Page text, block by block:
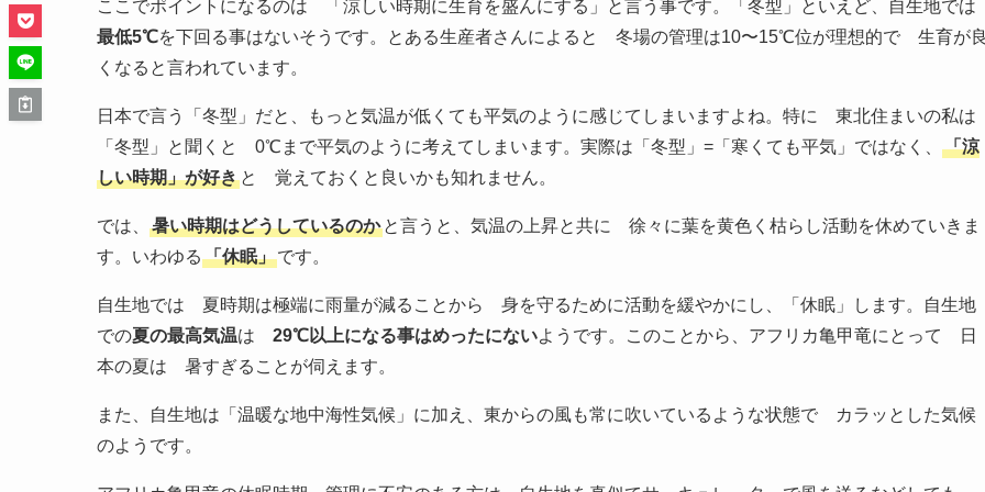
ここでポイントになるのは 「涼しい時期に生育を盛んにする」と言う事です。「冬型」といえど、自生地では
最低5℃を下回る事はないそうです。とある生産者さんによると 冬場の管理は10〜15℃位が理想的で 生育が良
くなると言われています。
日本で言う「冬型」だと、もっと気温が低くても平気のように感じてしまいますよね。特に 東北住まいの私は
「冬型」と聞くと 0℃まで平気のように考えてしまいます。実際は「冬型」=「寒くても平気」ではなく、
「涼
しい時期」が好き と 覚えておくと良いかも知れません。
では、 暑い時期はどうしているのか と言うと、気温の上昇と共に 徐々に葉を黄色く枯らし活動を休めていきま
す。いわゆる 「休眠」です。
自生地では 夏時期は極端に雨量が減ることから 身を守るために活動を緩やかにし、「休眠」します。自生地
での夏の最高気温は 29℃以上になる事はめったにないようです。このことから、アフリカ亀甲竜にとって 日
本の夏は 暑すぎることが伺えます。
また、自生地は「温暖な地中海性気候」に加え、東からの風も常に吹いているような状態で カラッとした気候
のようです。